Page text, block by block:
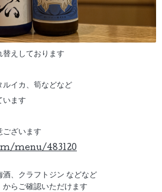
替えしております
ルイカ、筍などなど
います
ざいます
menu/483120
、クラフトジン などなど
からご確認いただけます